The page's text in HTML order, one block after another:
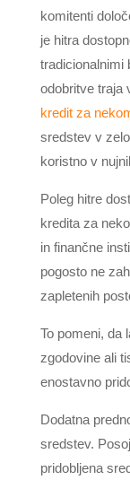
komitenti
je hitra
tradicionalnimi
odobritve traja
kredit za
sredstev v
koristno v
Poleg hitre
kredita za
in finančne
pogosto ne
zapletenih
To pomeni, da
zgodovine ali
enostavno
Dodatna
sredstev.
pridobljena